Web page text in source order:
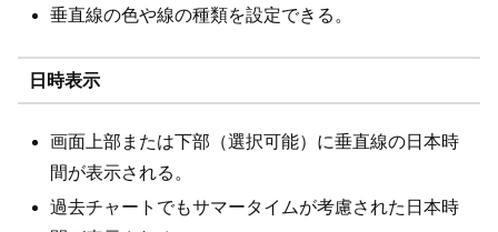
垂直線の色や線の種類を設定できる。
日時表示
画面上部または下部（選択可能）に垂直線の日本時
間が表示される。
過去チャートでもサマータイムが考慮された日本時